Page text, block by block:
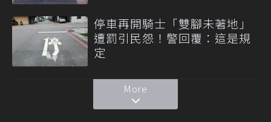
停車再開騎士「雙腳未著地」
遭罰引民怨！警回覆：這是規
定
More